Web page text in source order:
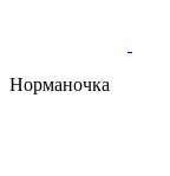
Норманочка